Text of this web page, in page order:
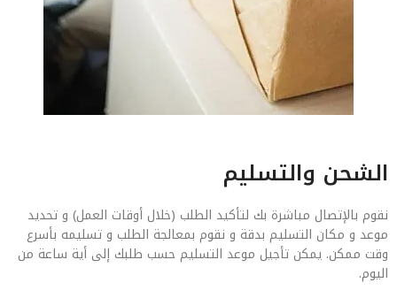
الشحن والتسليم
نقوم بالإتصال مباشرة بك لتأكيد الطلب (خلال أوقات العمل) و تحديد
موعد و مكان التسليم بدقة و نقوم بمعالجة الطلب و تسليمه بأسرع
وقت ممكن. يمكن تأجيل موعد التسليم حسب طلبك إلى أية ساعة من
اليوم.